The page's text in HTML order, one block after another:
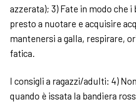
azzerata); 3) Fate in modo che
presto a nuotare e acquisire
mantenersi a galla, respirare,
fatica.
I consigli a ragazzi/adulti: 4)
quando è issata la bandiera